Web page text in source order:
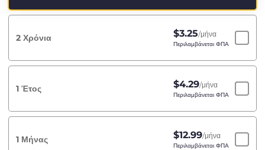
2 Χρόνια $3.25/μήνα
Περιλαμβάνεται ΦΠΑ
1 Έτος $4.29/μήνα
Περιλαμβάνεται ΦΠΑ
1 Μήνας $12.99/μήνα
Περιλαμβάνεται ΦΠΑ